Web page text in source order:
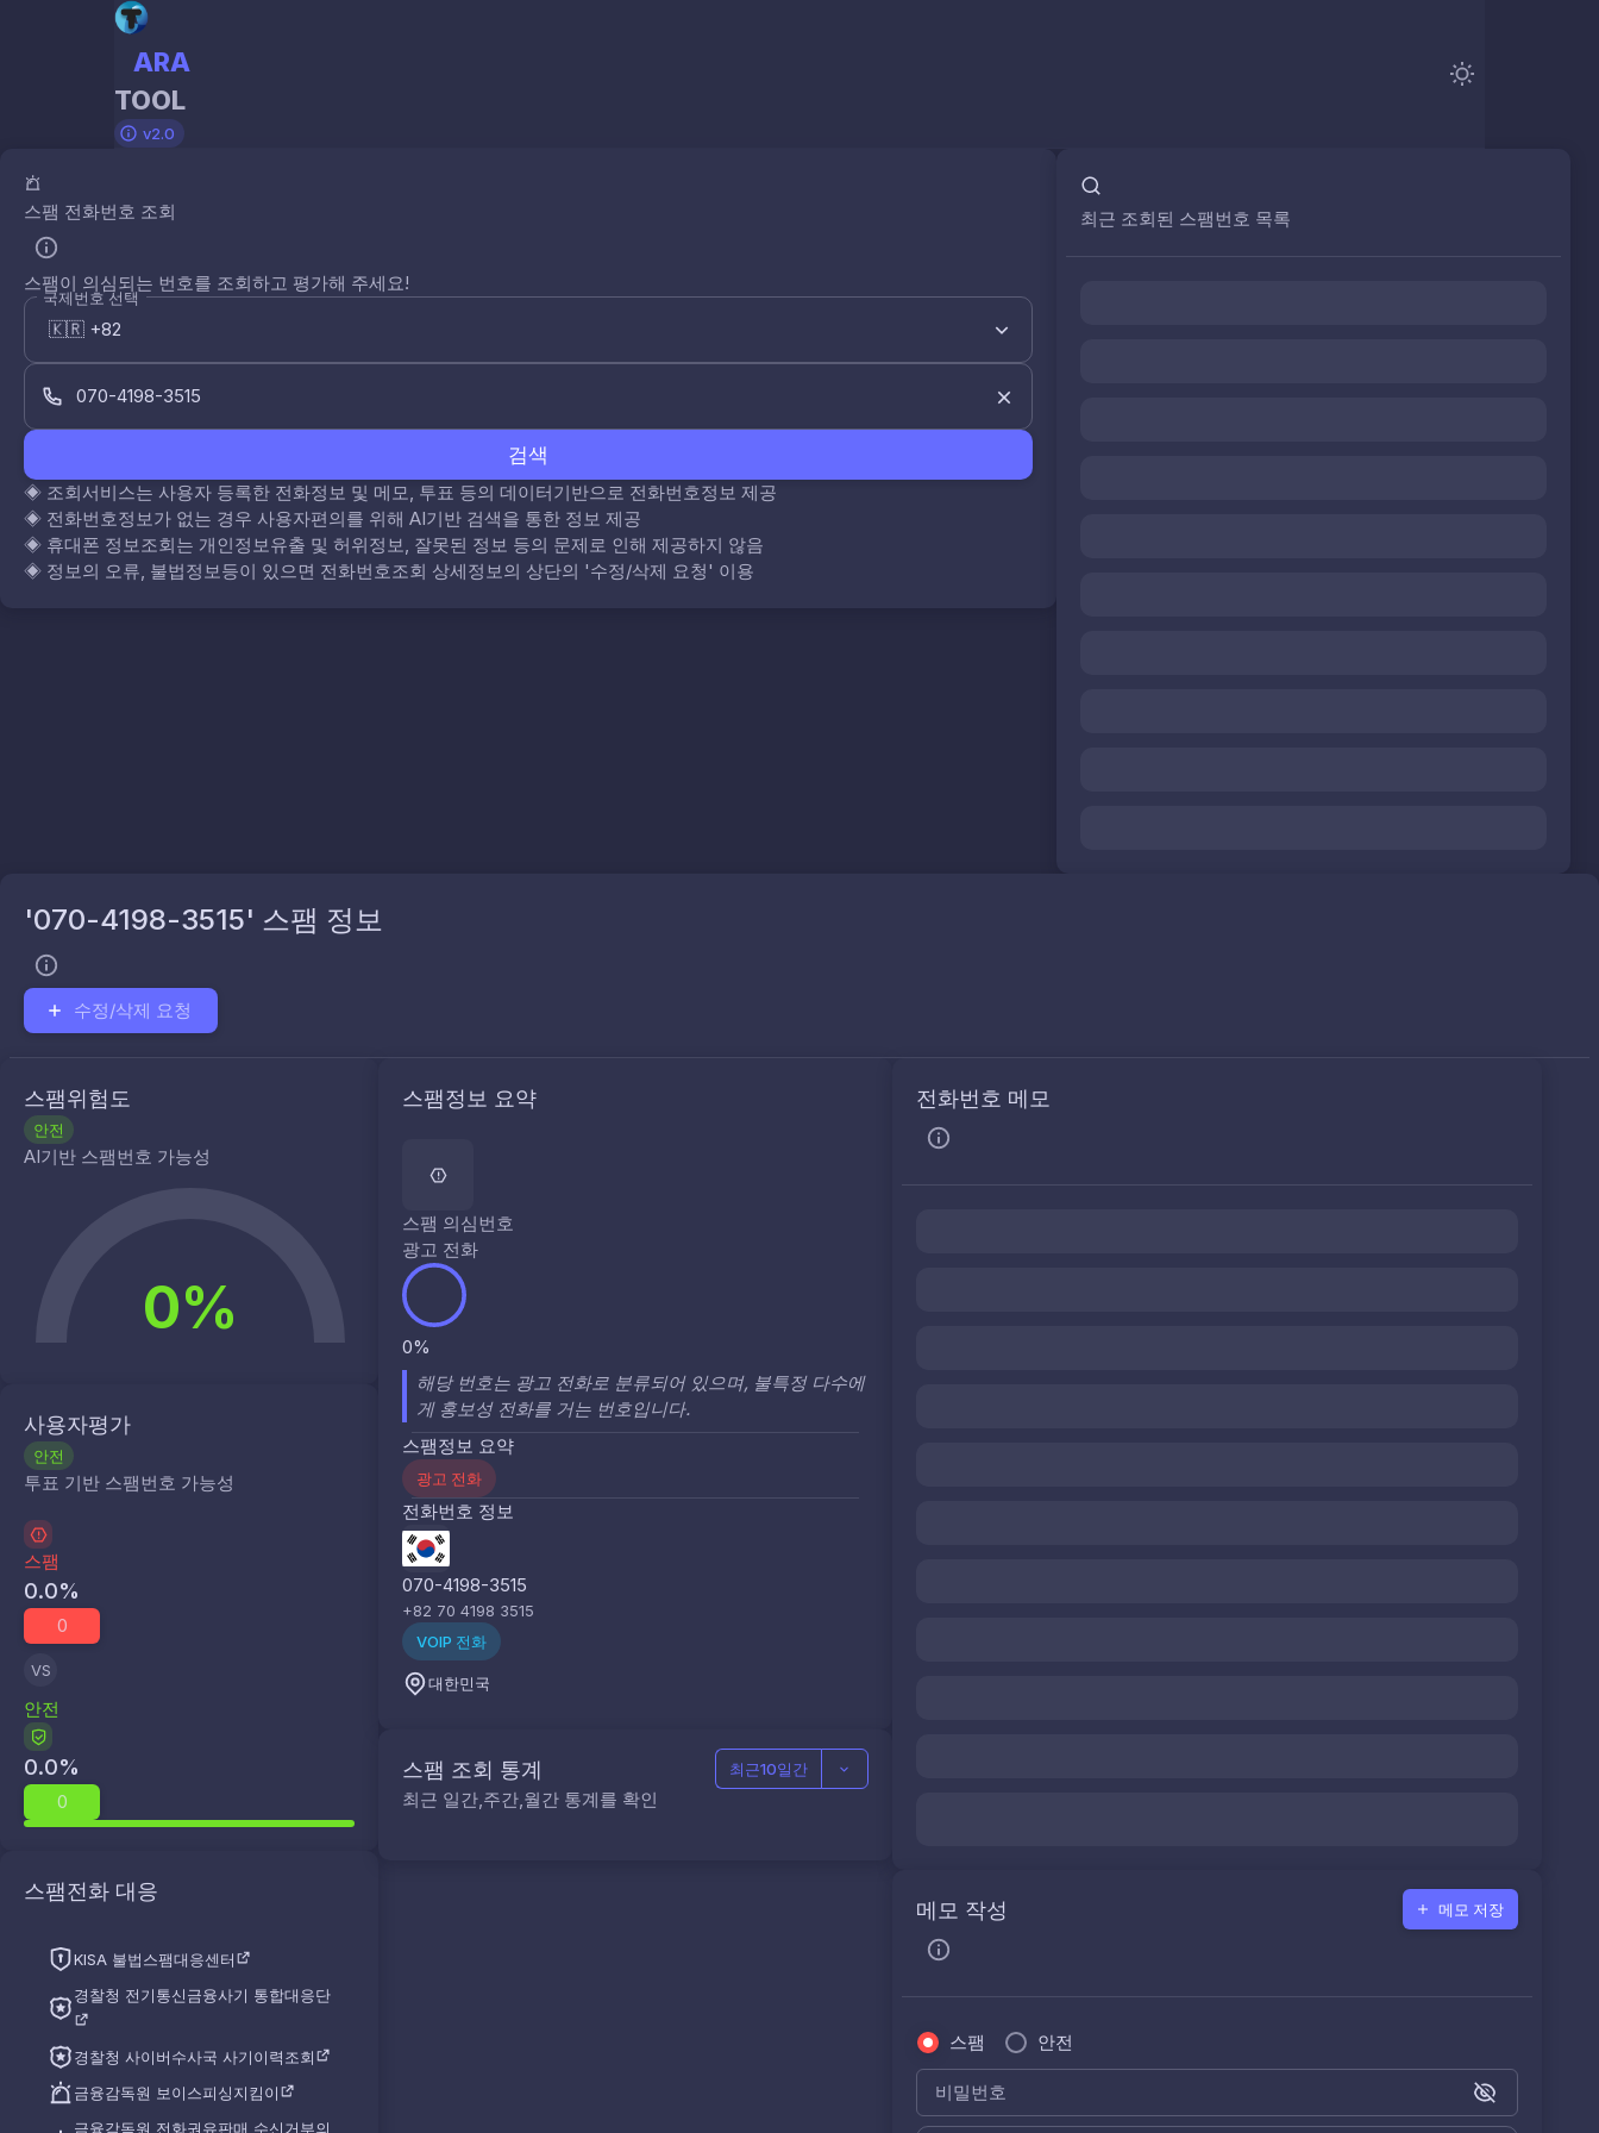
ARA
TOOL
v2.0
스팸 전화번호 조회
스팸이 의심되는 번호를 조회하고 평가해 주세요!
국제번호 선택
검색
◈ 조회서비스는 사용자 등록한 전화정보 및 메모, 투표 등의 데이터기반으로 전화번호정보 제공
◈ 전화번호정보가 없는 경우 사용자편의를 위해 AI기반 검색을 통한 정보 제공
◈ 휴대폰 정보조회는 개인정보유출 및 허위정보, 잘못된 정보 등의 문제로 인해 제공하지 않음
◈ 정보의 오류, 불법정보등이 있으면 전화번호조회 상세정보의 상단의 '수정/삭제 요청' 이용
최근 조회된 스팸번호 목록
'070-4198-3515' 스팸 정보
수정/삭제 요청
스팸위험도
안전
AI기반 스팸번호 가능성
0%
사용자평가
안전
투표 기반 스팸번호 가능성
스팸
0.0%
0
VS
안전
0.0%
0
스팸전화 대응
KISA 불법스팸대응센터
경찰청 전기통신금융사기 통합대응단
경찰청 사이버수사국 사기이력조회
금융감독원 보이스피싱지킴이
금융감독원 전화권유판매 수신거부의
스팸정보 요약
스팸 의심번호
광고 전화
0%
해당 번호는 광고 전화로 분류되어 있으며, 불특정 다수에
게 홍보성 전화를 거는 번호입니다.
스팸정보 요약
광고 전화
전화번호 정보
070-4198-3515
+82 70 4198 3515
VOIP 전화
대한민국
스팸 조회 통계
최근 일간,주간,월간 통계를 확인
최근10일간
전화번호 메모
메모 작성 메모 저장
스팸 안전
비밀번호